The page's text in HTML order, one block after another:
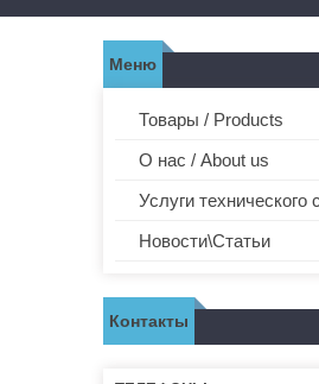
Товары / Products
О нас / About us
Услуги технического
Новости\Статьи
Контакты